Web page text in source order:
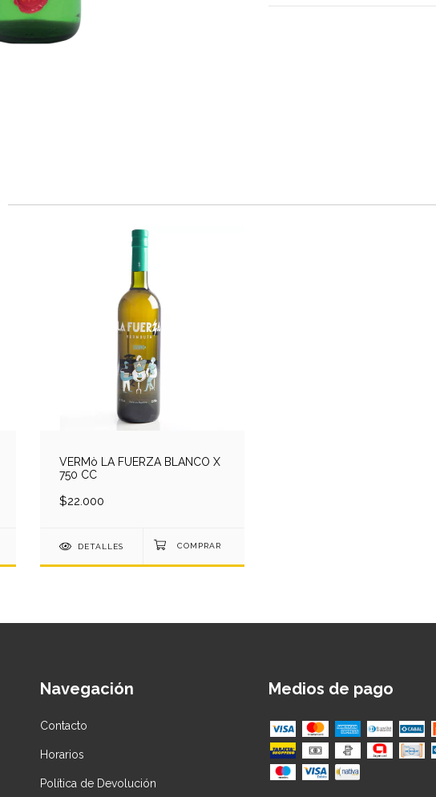
VERMò LA FUERZA BLANCO X
750 CC
$22.000
DETALLES
Navegación
Contacto
Horarios
Política de Devolución
Medios de pago